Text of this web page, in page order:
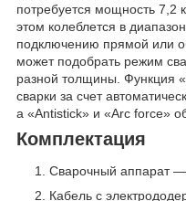
потребуется мощность 7,2
этом колеблется в
подключению прямой или
может подобрать режим
разной толщины. Функция
сварки за счет
а «Antistick» и «Arc force»
Комплектация
Сварочный аппарат
Кабель с